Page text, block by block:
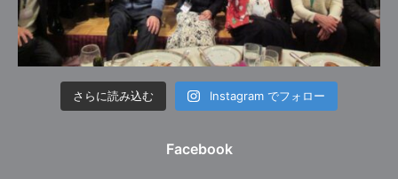
さらに読み込む Instagram でフォロー
Facebook